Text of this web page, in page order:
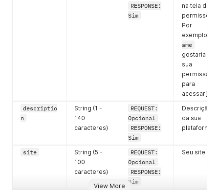
View More
RESPONSE:
Sim
na tela de
permissões.
Por
exemplo:"
ame
gostaria de
sua
permissão
para
acessar[...]".
descriptio
n
String (1 -
140
caracteres)
REQUEST:
Opcional
RESPONSE:
Sim
Descrição
da sua
plataforma.
site
String (5 -
100
caracteres)
REQUEST:
Opcional
RESPONSE:
Sim
Seu site